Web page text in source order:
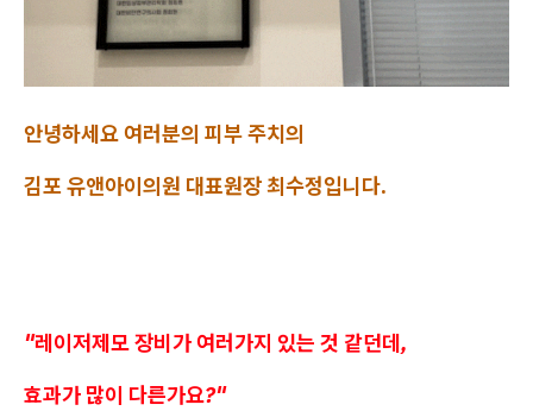
안녕하세요 여러분의 피부 주치의
김포 유앤아이의원 대표원장 최수정입니다.
"레이저제모 장비가 여러가지 있는 것 같던데,
효과가 많이 다른가요?"